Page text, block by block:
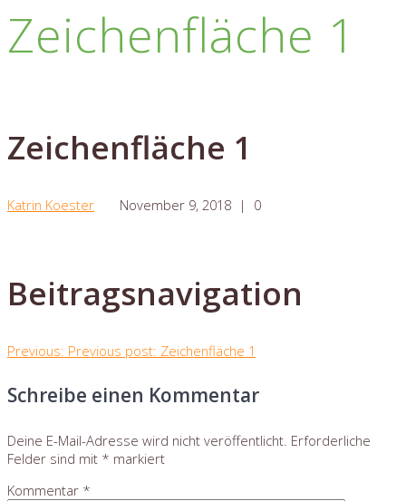
Zeichenfläche 1
Zeichenfläche 1
Katrin Koester November 9, 2018 | 0
Beitragsnavigation
Previous: Previous post: Zeichenfläche 1
Schreibe einen Kommentar
Deine E-Mail-Adresse wird nicht veröffentlicht. Erforderliche
Felder sind mit * markiert
Kommentar *